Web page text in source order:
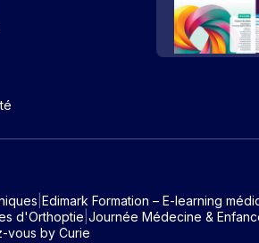
Edimark Formation – E-learning
d'Orthoptie Journée Médecine &
vous by Curie